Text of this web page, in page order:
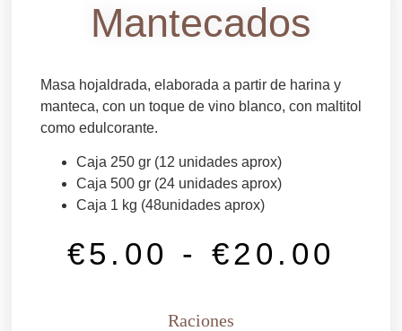
Mantecados
Masa hojaldrada, elaborada a partir de harina y
manteca, con un toque de vino blanco, con maltitol
como edulcorante.
Caja 250 gr (12 unidades aprox)
Caja 500 gr (24 unidades aprox)
Caja 1 kg (48unidades aprox)
€5.00 - €20.00
Raciones